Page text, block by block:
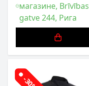
магазине, Brīvības
gatve 244, Рига